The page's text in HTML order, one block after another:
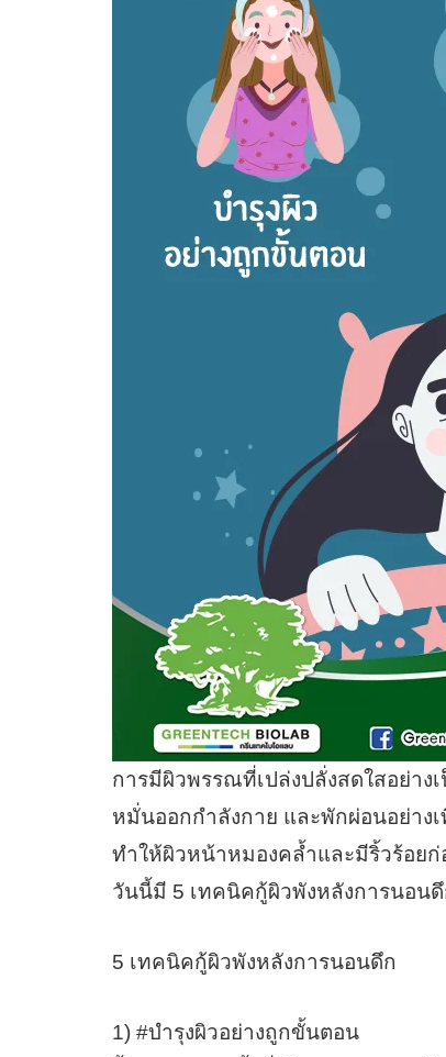
การมีผิวพรรณที่เปล่งปลั่งสดใสอย่า
หมั่นออกกำลังกาย และพักผ่อนอย่าง
ทำให้ผิวหน้าหมองคล้ำและมีริ้วร้อย
วันนี้มี 5 เทคนิคกู้ผิวพังหลังการนอน
5 เทคนิคกู้ผิวพังหลังการนอนดึก
1) #บำรุงผิวอย่างถูกขั้นตอน